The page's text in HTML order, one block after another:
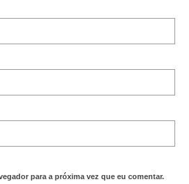
para a próxima vez que eu comentar.